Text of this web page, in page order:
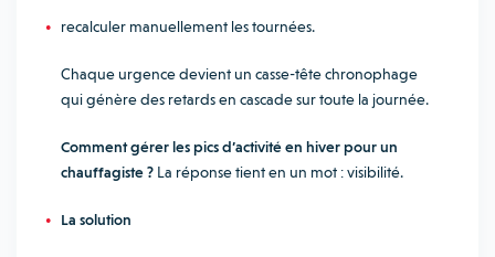
recalculer manuellement les tournées.
Chaque urgence devient un casse-tête chronophage
qui génère des retards en cascade sur toute la journée.
Comment gérer les pics d’activité en hiver pour un
chauffagiste ? La réponse tient en un mot : visibilité.
La solution